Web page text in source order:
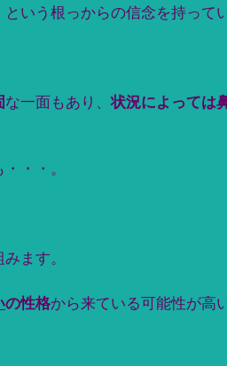
いう根っからの信念を持って
な一面もあり、状況によっては
・・。
ます。
の性格から来ている可能性が高